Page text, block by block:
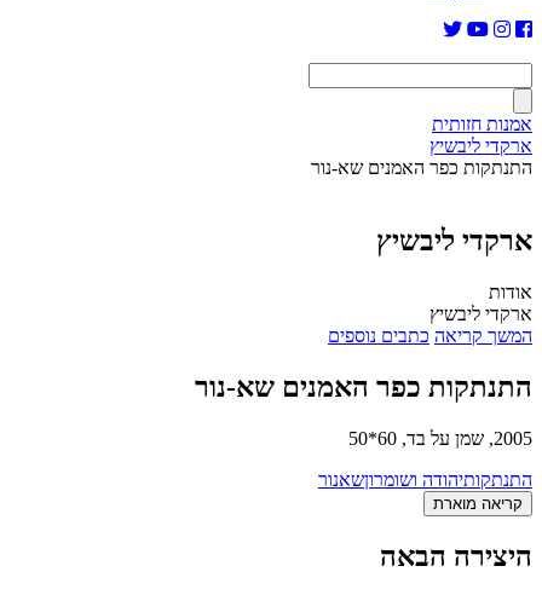
אמנות חזותית
ארקדי ליבשיץ
התנתקות כפר האמנים שא-נור
ארקדי ליבשיץ
אודות
ארקדי ליבשיץ
המשך קריאה כתבים נוספים
התנתקות כפר האמנים שא-נור
2005, שמן על בד, 60*50
התנתקותיהודה ושומרוןשאנור
קריאה מוארת
היצירה הבאה